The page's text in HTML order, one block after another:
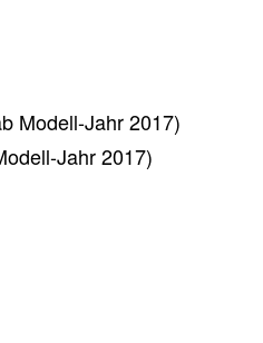
Modell-Jahr 2017)
Jahr 2017)